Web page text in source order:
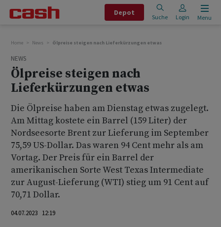
Depot
Suche Login Menu
Home News Ölpreise steigen nach Lieferkürzungen etwas
NEWS
Ölpreise steigen nach
Lieferkürzungen etwas
Die Ölpreise haben am Dienstag etwas zugelegt.
Am Mittag kostete ein Barrel (159 Liter) der
Nordseesorte Brent zur Lieferung im September
75,59 US-Dollar. Das waren 94 Cent mehr als am
Vortag. Der Preis für ein Barrel der
amerikanischen Sorte West Texas Intermediate
zur August-Lieferung (WTI) stieg um 91 Cent auf
70,71 Dollar.
04.07.2023 12:19